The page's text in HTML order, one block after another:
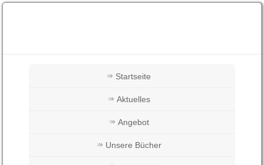
Startseite
Aktuelles
Angebot
Unsere Bücher